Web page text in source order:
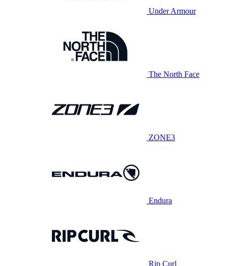
Under Armour
The North Face
ZONE3
Endura
Rip Curl